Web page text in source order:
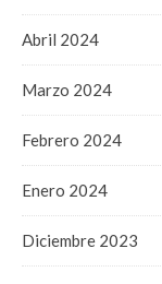
Abril 2024
Marzo 2024
Febrero 2024
Enero 2024
Diciembre 2023